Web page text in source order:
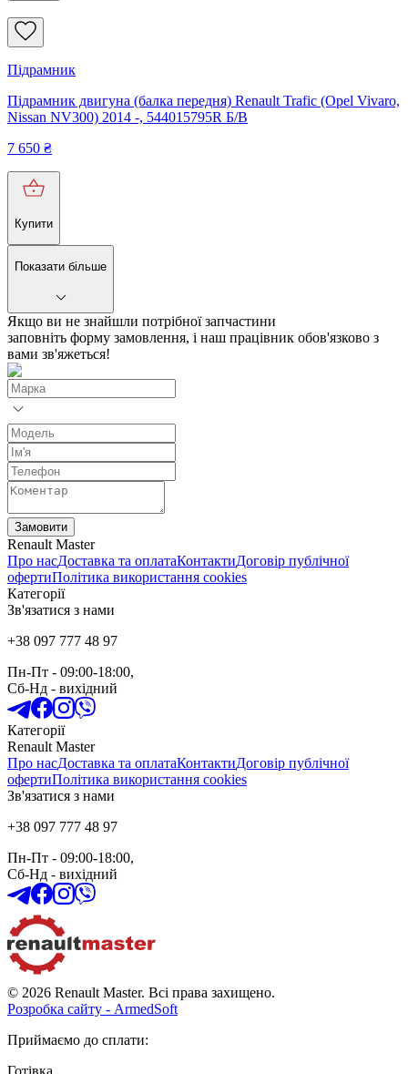
Підрамник
Підрамник двигуна (балка передня) Renault Trafic (Opel Vivaro,
Nissan NV300) 2014 -, 544015795R Б/В
7 650 ₴
Купити
Показати більше
Якщо ви не знайшли потрібної запчастини
заповніть форму замовлення, і наш працівник обов'язково з
вами зв'яжеться!
Замовити
Renault Master
Про насДоставка та оплатаКонтактиДоговір публічної
офертиПолітика використання cookies
Категорії
Зв'язатися з нами
+38 097 777 48 97
Пн-Пт - 09:00-18:00,
Сб-Нд - вихідний
Категорії
Renault Master
Про насДоставка та оплатаКонтактиДоговір публічної
офертиПолітика використання cookies
Зв'язатися з нами
+38 097 777 48 97
Пн-Пт - 09:00-18:00,
Сб-Нд - вихідний
© 2026 Renault Master. Всі права захищено.
Розробка сайту - ArmedSoft
Приймаємо до сплати:
Готівка